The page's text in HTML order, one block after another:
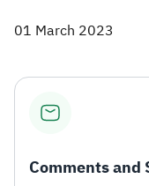
01 March 2023
Comments and